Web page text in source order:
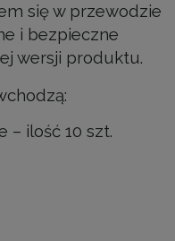
się w przewodzie
i bezpieczne
wersji produktu.
– ilość 10 szt.